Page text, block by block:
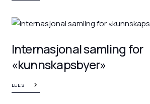
Internasjonal samling for
«kunnskapsbyer»
LEES